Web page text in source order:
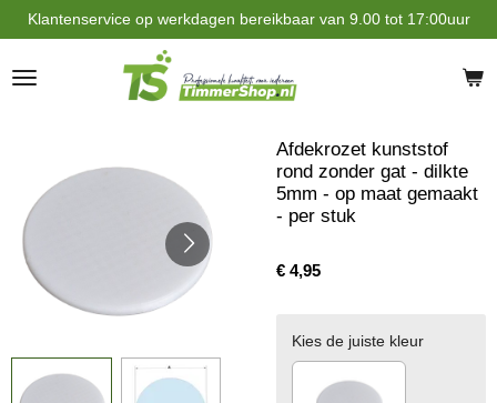
Ga
direct
naar
de
Klantenservice op werkdagen bereikbaar van 9.00 tot 17:00uur
Afdekrozet kunststof
rond zonder gat - dilkte
5mm - op maat gemaakt
- per stuk
€ 4,95
Kies de juiste kleur